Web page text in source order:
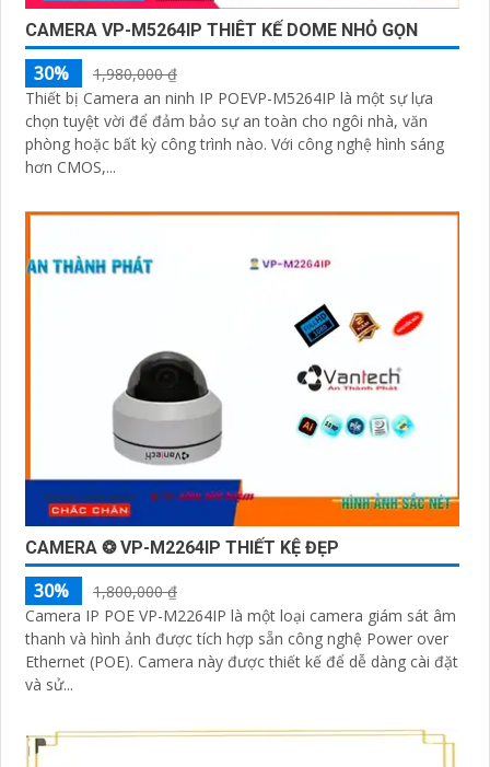
CAMERA VP-M5264IP THIÊT KẾ DOME NHỎ GỌN
30%
1,980,000 ₫
Thiết bị Camera an ninh IP POEVP-M5264IP là một sự lựa
chọn tuyệt vời để đảm bảo sự an toàn cho ngôi nhà, văn
phòng hoặc bất kỳ công trình nào. Với công nghệ hình sáng
hơn CMOS,...
CAMERA ❂ VP-M2264IP THIẾT KỆ ĐẸP
30%
1,800,000 ₫
Camera IP POE VP-M2264IP là một loại camera giám sát âm
thanh và hình ảnh được tích hợp sẵn công nghệ Power over
Ethernet (POE). Camera này được thiết kế để dễ dàng cài đặt
và sử...